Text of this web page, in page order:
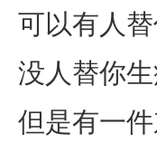
可以有人
没人替你
但是有一